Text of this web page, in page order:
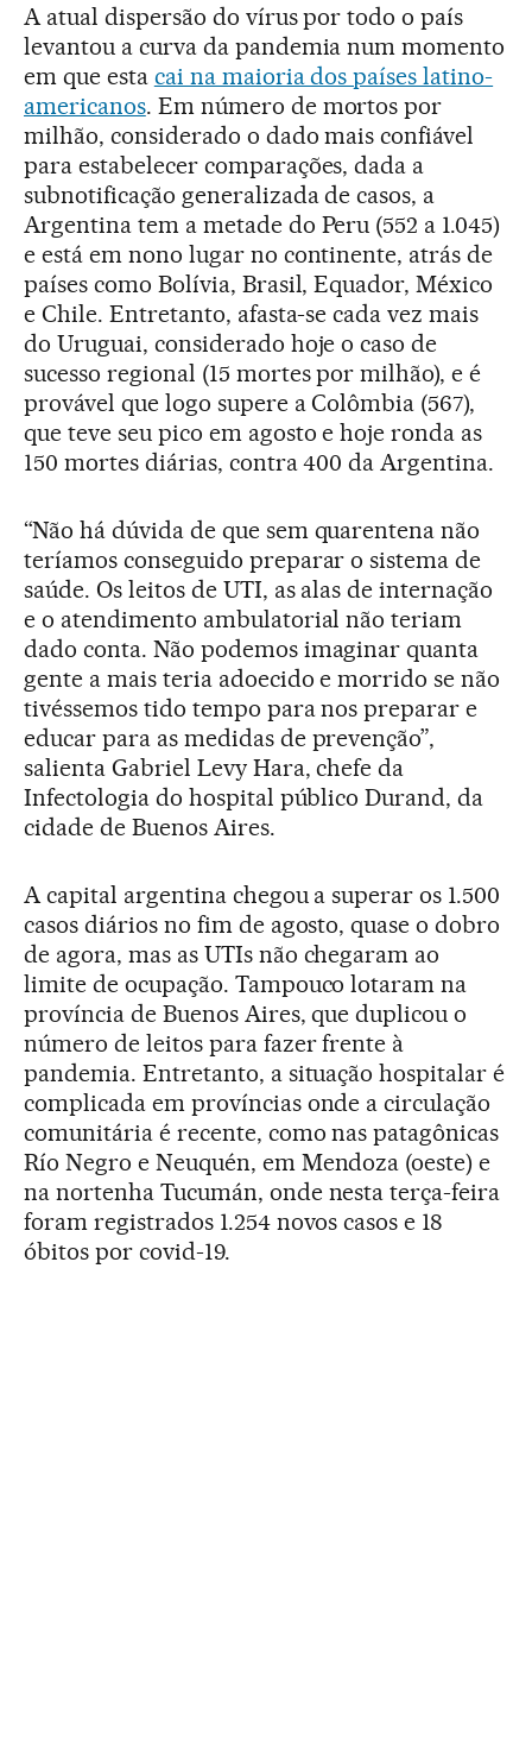
A atual dispersão do vírus por todo o país
levantou a curva da pandemia num momento
em que esta cai na maioria dos países latino-
americanos. Em número de mortos por
milhão, considerado o dado mais confiável
para estabelecer comparações, dada a
subnotificação generalizada de casos, a
Argentina tem a metade do Peru (552 a 1.045)
e está em nono lugar no continente, atrás de
países como Bolívia, Brasil, Equador, México
e Chile. Entretanto, afasta-se cada vez mais
do Uruguai, considerado hoje o caso de
sucesso regional (15 mortes por milhão), e é
provável que logo supere a Colômbia (567),
que teve seu pico em agosto e hoje ronda as
150 mortes diárias, contra 400 da Argentina.
“Não há dúvida de que sem quarentena não
teríamos conseguido preparar o sistema de
saúde. Os leitos de UTI, as alas de internação
e o atendimento ambulatorial não teriam
dado conta. Não podemos imaginar quanta
gente a mais teria adoecido e morrido se não
tivéssemos tido tempo para nos preparar e
educar para as medidas de prevenção”,
salienta Gabriel Levy Hara, chefe da
Infectologia do hospital público Durand, da
cidade de Buenos Aires.
A capital argentina chegou a superar os 1.500
casos diários no fim de agosto, quase o dobro
de agora, mas as UTIs não chegaram ao
limite de ocupação. Tampouco lotaram na
província de Buenos Aires, que duplicou o
número de leitos para fazer frente à
pandemia. Entretanto, a situação hospitalar é
complicada em províncias onde a circulação
comunitária é recente, como nas patagônicas
Río Negro e Neuquén, em Mendoza (oeste) e
na nortenha Tucumán, onde nesta terça-feira
foram registrados 1.254 novos casos e 18
óbitos por covid-19.